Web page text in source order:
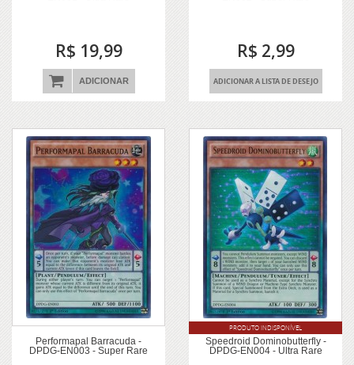
R$ 19,99
ADICIONAR
R$ 2,99
ADICIONAR A LISTA DE DESEJO
Performapal Barracuda -
DPDG-EN003 - Super Rare
Speedroid Dominobutterfly -
DPDG-EN004 - Ultra Rare
PRODUTO INDISPONÍVEL